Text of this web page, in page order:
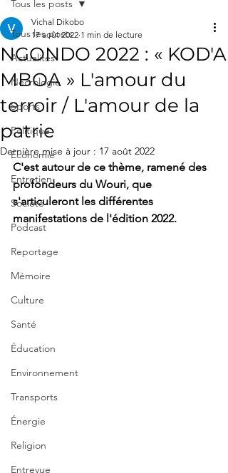
Tous les posts
Actualités
Nécrologie
Sports
Politique
Économie
Entretien
Société
Podcast
Reportage
Mémoire
Culture
Santé
Éducation
Environnement
Transports
Énergie
Religion
Entrevue
Tous les posts
NGONDO 2022 : « KOD'A
MBOA » L'amour du
terroir / L'amour de la
patrie
Vichal Dikobo
17 août 2022 1 min de lecture
Dernière mise à jour : 17 août 2022
C'est autour de ce thème, ramené des
profondeurs du Wouri, que
s'articuleront les différentes
manifestations de l'édition 2022.